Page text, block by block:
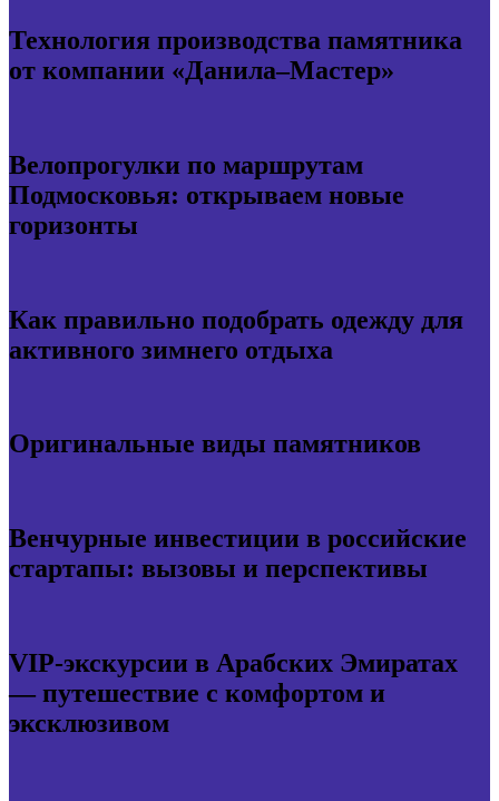
Технология производства памятника
от компании «Данила–Мастер»
Велопрогулки по маршрутам
Подмосковья: открываем новые
горизонты
Как правильно подобрать одежду для
активного зимнего отдыха
Оригинальные виды памятников
Венчурные инвестиции в российские
стартапы: вызовы и перспективы
VIP-экскурсии в Арабских Эмиратах
— путешествие с комфортом и
эксклюзивом